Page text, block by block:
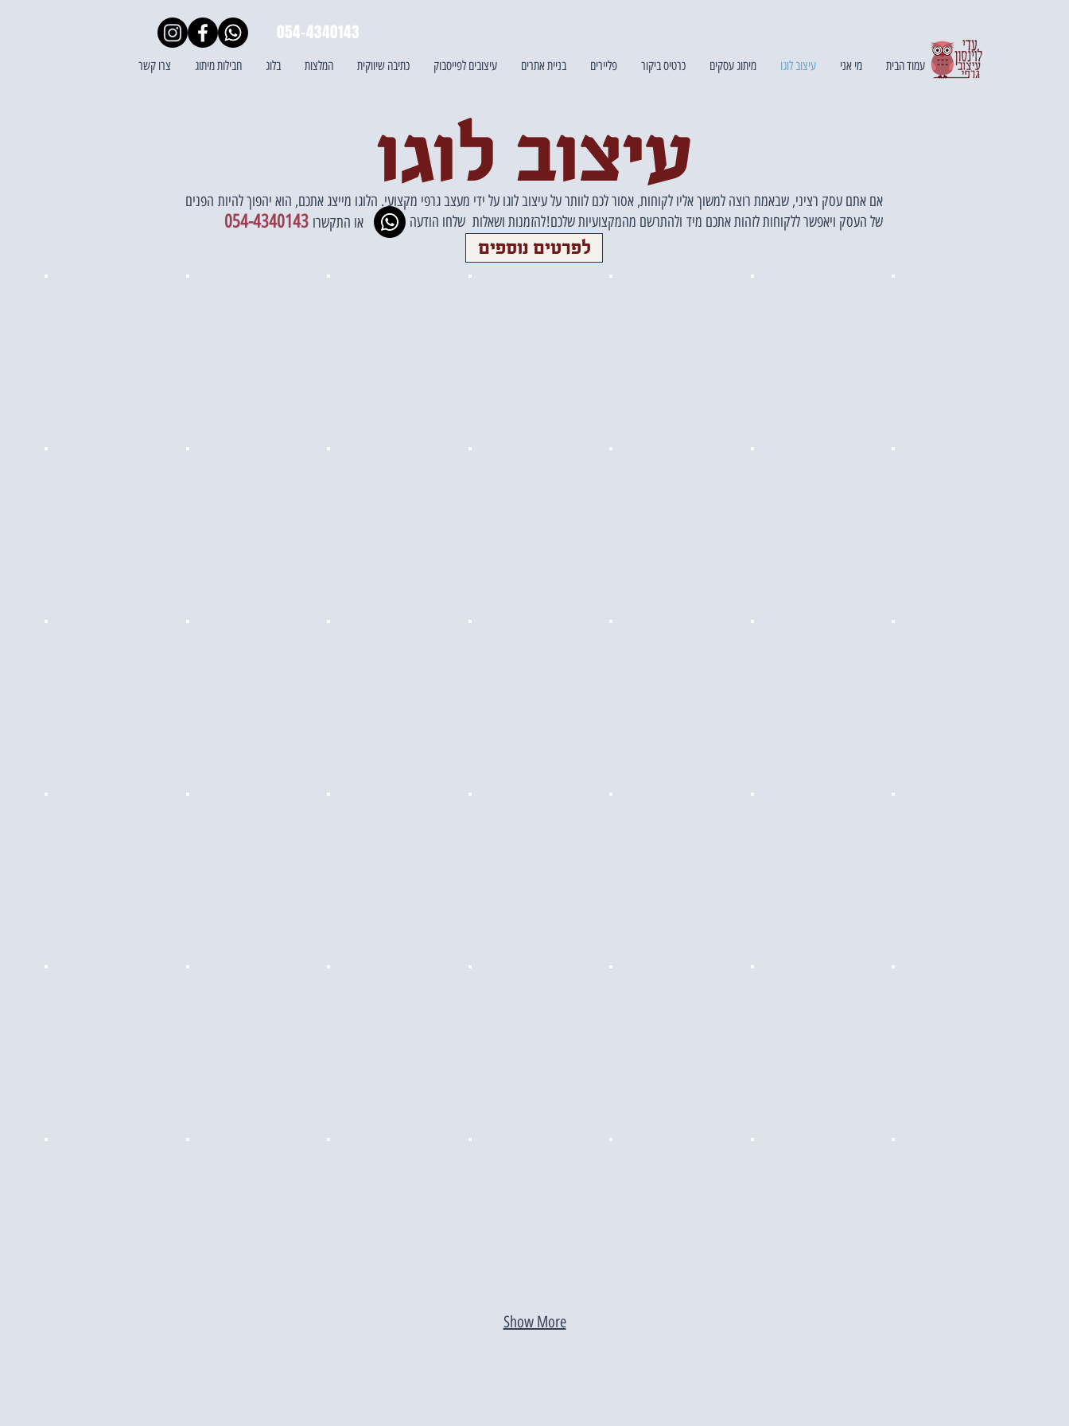
עמוד הבית מי אני עיצוב לוגו מיתוג עסקים כרטיס ביקור פליירים בניית אתרים עיצובים לפייסבוק כתיבה שיווקית המלצות בלוג חבילות מיתוג צרו קשר
054-4340143
אם אתם עסק רציני, שבאמת רוצה למשוך אליו לקוחות, אסור לכם לוותר על עיצוב לוגו על ידי מעצב גרפי מקצועי. הלוגו מייצג אתכם, הוא יהפוך להיות הפנים
של העסק ויאפשר ללקוחות לזהות אתכם מיד ולהתרשם מהמקצועיות שלכם!
עיצוב לוגו
לפרטים נוספים
להזמנות ושאלות שלחו הודעה או התקשרו 054-4340143
Show More